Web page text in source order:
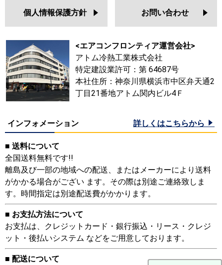
個人情報保護方針 お問い合わせ
<エアコンフロンティア運営会社>
アトム冷熱工業株式会社
特定建設業許可：第 64687号
本社住所：神奈川県横浜市中区弁天通2
丁目21番地アトム関内ビル4Ｆ
インフォメーション 詳しくはこちらから
■ 送料について
全国送料無料です!!
離島及び一部の地域への配送、またはメーカーにより送料
がかかる場合がござい ます。その際は別途ご連絡致しま
す。時間指定は別途配送費がかかります。
■ お支払方法について
お支払は、クレジットカード・銀行振込・リース・クレジ
ット・後払いシステム などをご用意しております。
■ 配送について